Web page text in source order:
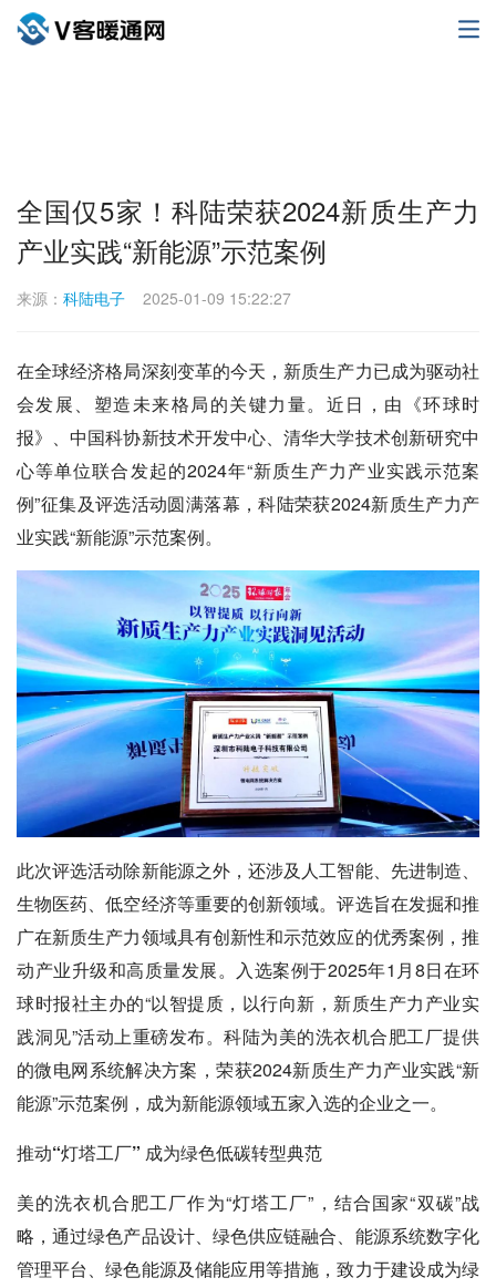
全国仅5家！科陆荣获2024新质生产力
产业实践“新能源”示范案例
来源： 科陆电子 2025-01-09 15:22:27
在全球经济格局深刻变革的今天，新质生产力已成为驱动社
会发展、塑造未来格局的关键力量。近日，由《环球时
报》、中国科协新技术开发中心、清华大学技术创新研究中
心等单位联合发起的2024年“新质生产力产业实践示范案
例”征集及评选活动圆满落幕，科陆荣获2024新质生产力产
业实践“新能源”示范案例。
此次评选活动除新能源之外，还涉及人工智能、先进制造、
生物医药、低空经济等重要的创新领域。评选旨在发掘和推
广在新质生产力领域具有创新性和示范效应的优秀案例，推
动产业升级和高质量发展。入选案例于2025年1月8日在环
球时报社主办的“以智提质，以行向新，新质生产力产业实
践洞见”活动上重磅发布。科陆为美的洗衣机合肥工厂提供
的微电网系统解决方案，荣获2024新质生产力产业实践“新
能源”示范案例，成为新能源领域五家入选的企业之一。
推动“灯塔工厂” 成为绿色低碳转型典范
美的洗衣机合肥工厂作为“灯塔工厂”，结合国家“双碳”战
略，通过绿色产品设计、绿色供应链融合、能源系统数字化
管理平台、绿色能源及储能应用等措施，致力于建设成为绿